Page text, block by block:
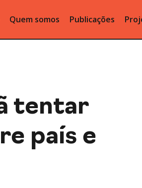
Quem somos Publicações
tentar
país e